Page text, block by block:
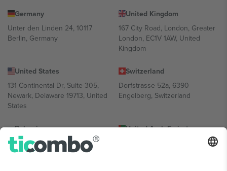
Germany
Unter den Linden 24, 10117
Berlin, Germany
United Kingdom
167 City Road, London, Greater
London, EC1V 1AW, United
Kingdom
United States
131 Continental Dr, Suite 305,
Newark, Delaware 19713, United
States
Switzerland
Dorfstrasse 52a, 6390
Engelberg, Switzerland
Bulgaria
Regus Sofia City West, bul
Totleben 53-55, 1606 Sofia,
United Arab Emirates
UAE Dubai Silicon Oasis, DDP